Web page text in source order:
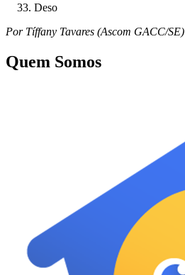
Deso
Por Tíffany Tavares (Ascom GACC/SE)
Quem Somos